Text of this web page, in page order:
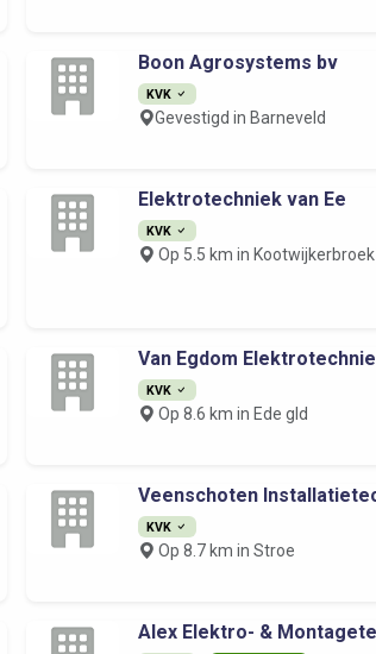
Boon Agrosystems bv
KVK
Gevestigd in Barneveld
Elektrotechniek van Ee
KVK
Op 5.5 km in Kootwijkerbroek
Van Egdom
KVK
Op 8.6 km in Ede gld
Veenschoten
KVK
Op 8.7 km in Stroe
Alex Elektro- &